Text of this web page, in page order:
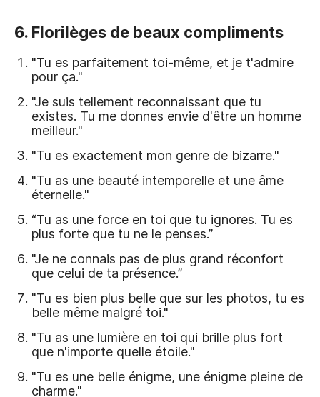
6. Florilèges de beaux compliments
"Tu es parfaitement toi-même, et je t'admire
pour ça."
"Je suis tellement reconnaissant que tu
existes. Tu me donnes envie d'être un homme
meilleur."
"Tu es exactement mon genre de bizarre."
"Tu as une beauté intemporelle et une âme
éternelle."
“Tu as une force en toi que tu ignores. Tu es
plus forte que tu ne le penses.”
"Je ne connais pas de plus grand réconfort
que celui de ta présence.”
"Tu es bien plus belle que sur les photos, tu es
belle même malgré toi."
"Tu as une lumière en toi qui brille plus fort
que n'importe quelle étoile."
"Tu es une belle énigme, une énigme pleine de
charme."